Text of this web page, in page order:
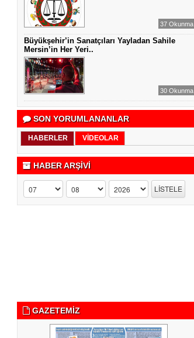
37 Okunma
Büyükşehir’in Sanatçıları Yayladan Sahile
Mersin’in Her Yeri..
30 Okunma
SON YORUMLANANLAR
HABERLER VİDEOLAR
HABER ARŞİVİ
GAZETEMİZ